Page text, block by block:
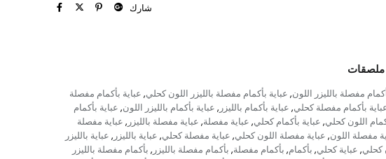
شارك
ملصقات
مفصلة بالليزر اللون, عباية بأكمام مفصلة بالليزر اللون كحلي, عباية بأكمام مفصلة
بأكمام مفصلة كحلي, عباية بأكمام بالليزر , عباية بأكمام بالليزر اللون, عباية بأكمام
اللون كحلي, عباية بأكمام كحلي, عباية مفصلة, عباية مفصلة بالليزر , عباية مفصلة
مفصلة اللون, عباية مفصلة اللون كحلي, عباية مفصلة كحلي, عباية بالليزر , عباية بالليزر
كحلي, عباية كحلي, بأكمام, بأكمام مفصلة, بأكمام مفصلة بالليزر , بأكمام مفصلة بالليزر